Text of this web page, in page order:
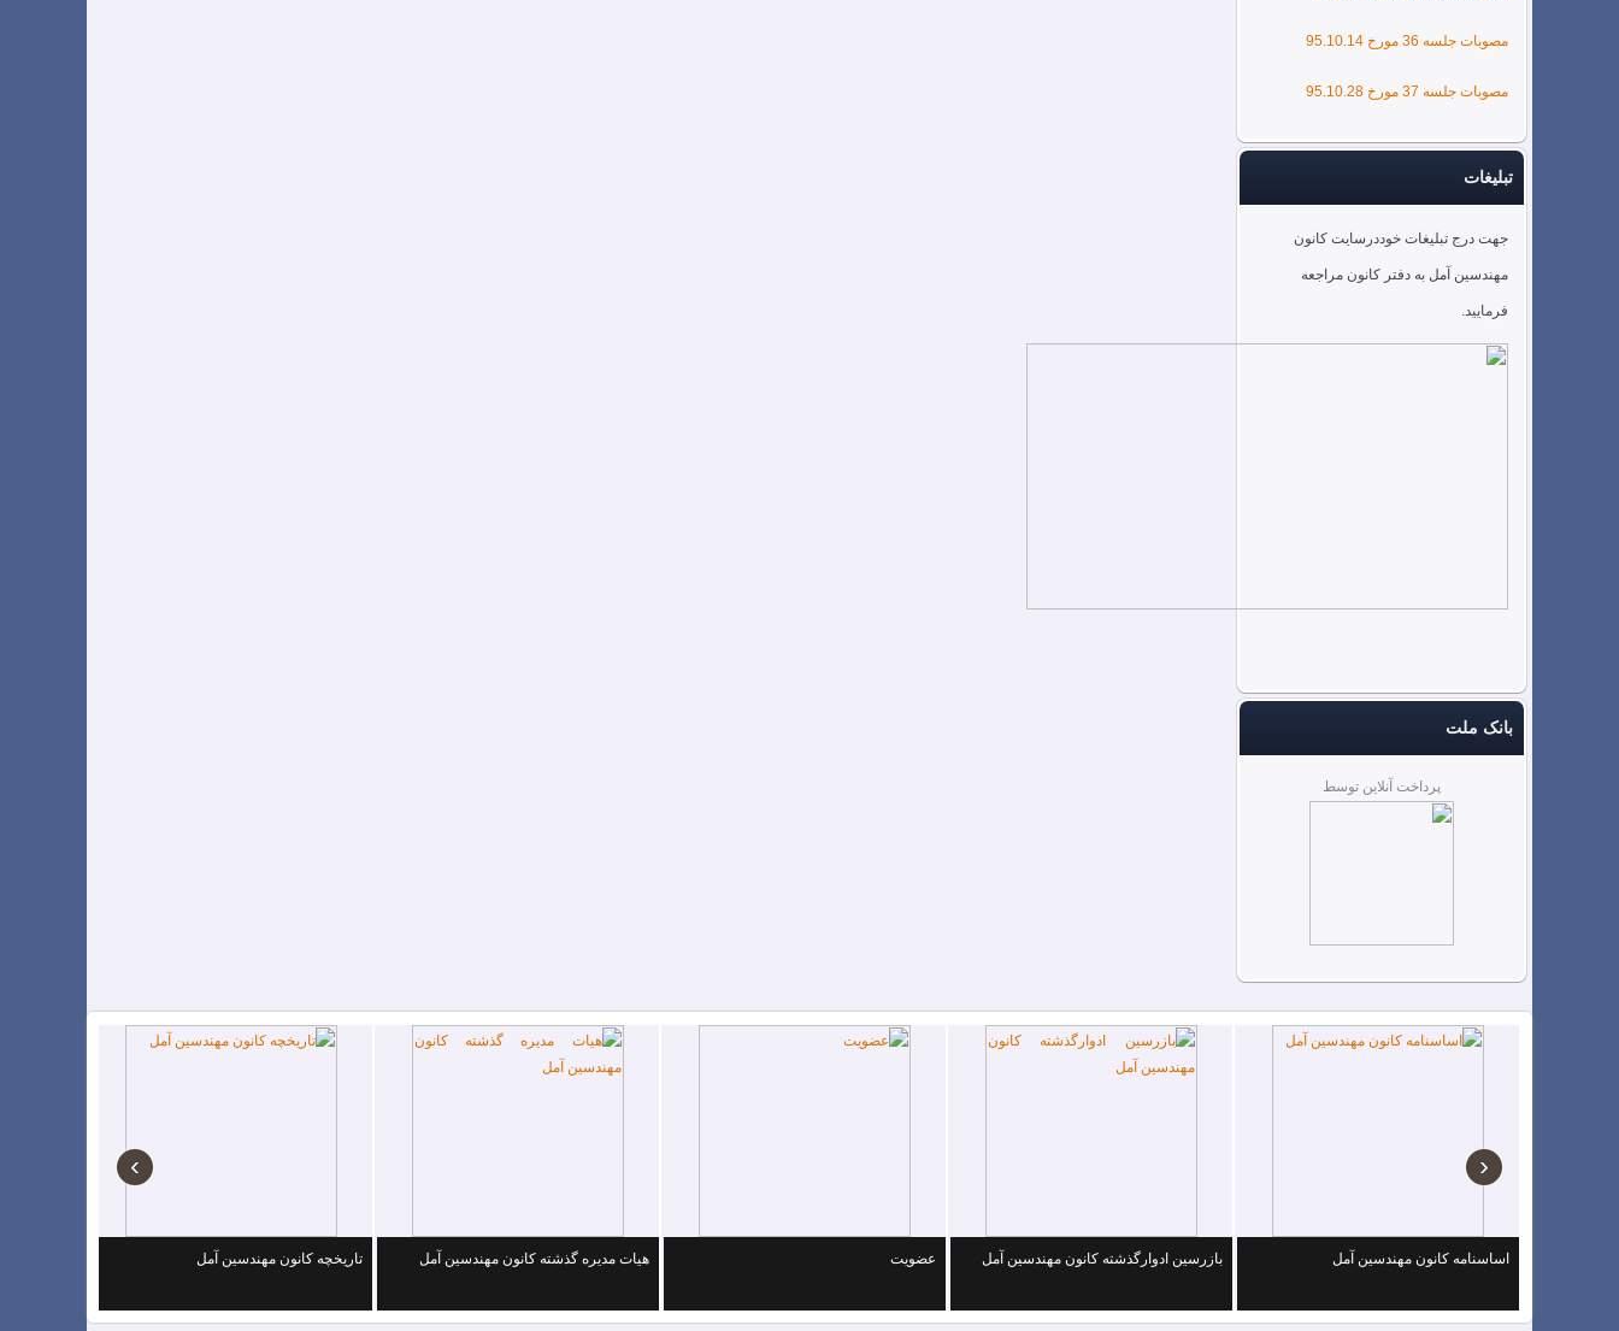
مصوبات جلسه 36 مورخ 95.10.14
مصوبات جلسه 37 مورخ 95.10.28
تبلیغات
جهت درج تبلیغات خوددرسایت کانون
مهندسین آمل به دفتر کانون مراجعه
فرمایید.
بانک ملت
پرداخت آنلاین توسط
اساسنامه کانون مهندسین آمل بازرسین ادوارگذشته کانون مهندسین آمل عضویت هیات مدیره گذشته کانون مهندسین آمل تاریخچه کانون مهندسین آمل
› ‹